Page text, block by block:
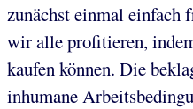
zunächst einmal einfach
wir alle profitieren,
kaufen können. Die
inhumane